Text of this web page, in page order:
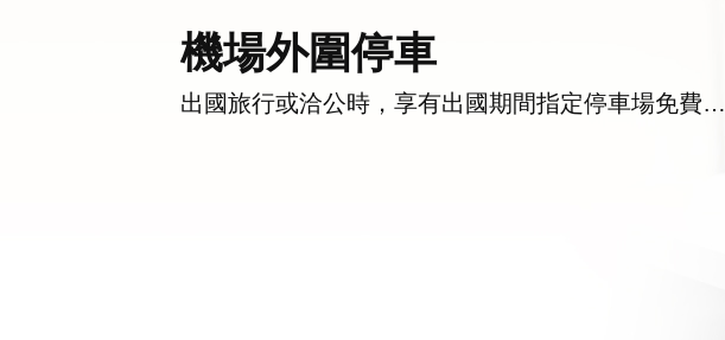
機場外圍停車
出國旅行或洽公時，享有出國期間指定停車場免費停